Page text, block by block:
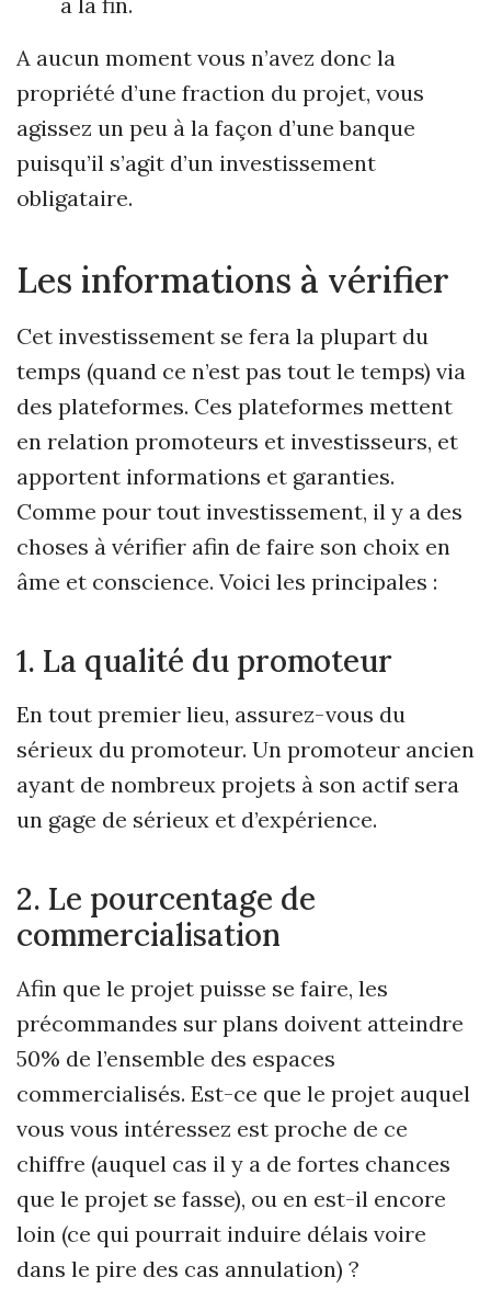
A aucun moment vous n’avez donc la
propriété d’une fraction du projet, vous
agissez un peu à la façon d’une banque
puisqu’il s’agit d’un investissement
obligataire.
Les informations à vérifier
Cet investissement se fera la plupart du
temps (quand ce n’est pas tout le temps) via
des plateformes. Ces plateformes mettent
en relation promoteurs et investisseurs, et
apportent informations et garanties.
Comme pour tout investissement, il y a des
choses à vérifier afin de faire son choix en
âme et conscience. Voici les principales :
1. La qualité du promoteur
En tout premier lieu, assurez-vous du
sérieux du promoteur. Un promoteur ancien
ayant de nombreux projets à son actif sera
un gage de sérieux et d’expérience.
2. Le pourcentage de
commercialisation
Afin que le projet puisse se faire, les
précommandes sur plans doivent atteindre
50% de l’ensemble des espaces
commercialisés. Est-ce que le projet auquel
vous vous intéressez est proche de ce
chiffre (auquel cas il y a de fortes chances
que le projet se fasse), ou en est-il encore
loin (ce qui pourrait induire délais voire
dans le pire des cas annulation) ?